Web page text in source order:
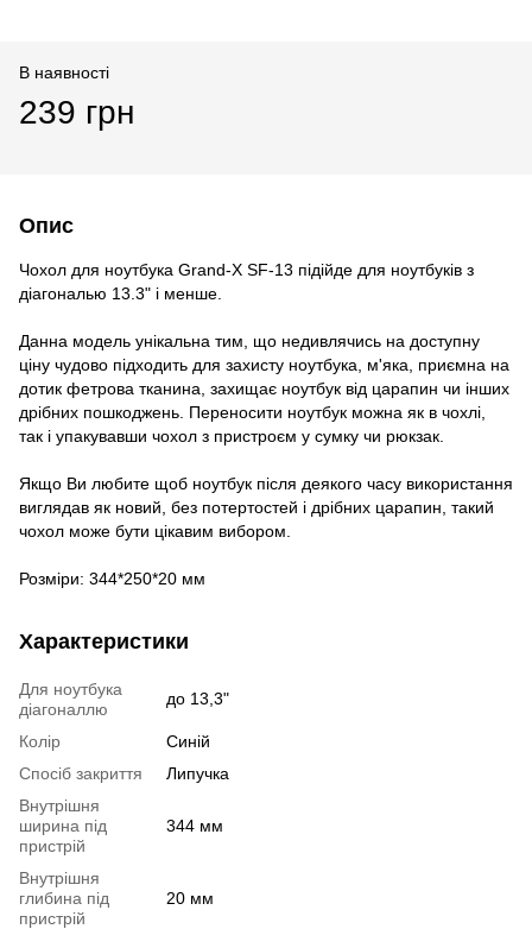
В наявності
239 грн
Опис
Чохол для ноутбука Grand-X SF-13 підійде для ноутбуків з
діагональю 13.3" і менше.
Данна модель унікальна тим, що недивлячись на доступну
ціну чудово підходить для захисту ноутбука, м'яка, приємна на
дотик фетрова тканина, захищає ноутбук від царапин чи інших
дрібних пошкоджень. Переносити ноутбук можна як в чохлі,
так і упакувавши чохол з пристроєм у сумку чи рюкзак.
Якщо Ви любите щоб ноутбук після деякого часу використання
виглядав як новий, без потертостей і дрібних царапин, такий
чохол може бути цікавим вибором.
Розміри: 344*250*20 мм
Характеристики
Для ноутбука
діагоналлю
до 13,3"
Колір
Синій
Спосіб закриття
Липучка
Внутрішня
ширина під
пристрій
344 мм
Внутрішня
глибина під
пристрій
20 мм